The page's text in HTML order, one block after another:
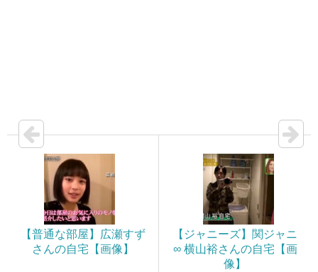
【普通な部屋】広瀬すず
さんの自宅【画像】
【ジャニーズ】関ジャニ
∞ 横山裕さんの自宅【画
像】